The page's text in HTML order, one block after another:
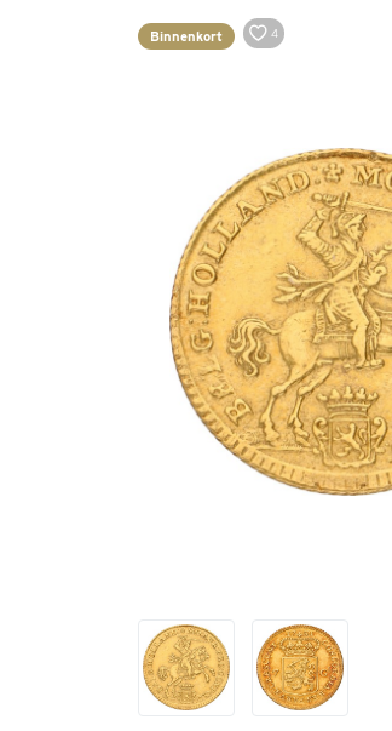
Binnenkort 4